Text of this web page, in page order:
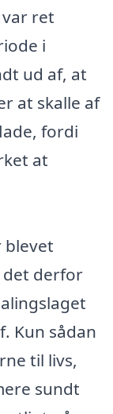
ret
i
ud af, at
at skalle af
fordi
at
blevet
det derfor
Kun sådan
til livs,
sundt